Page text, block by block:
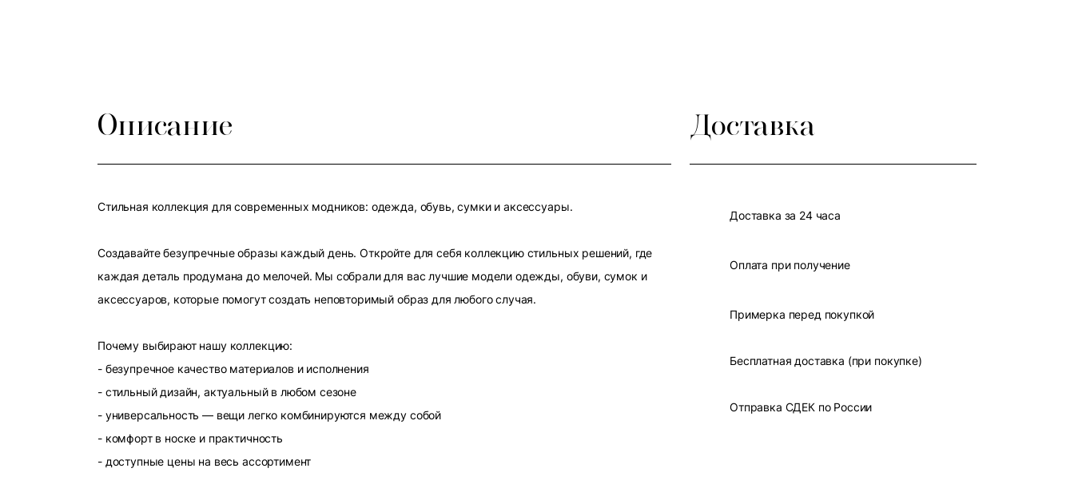
Описание
Стильная коллекция для современных модников: одежда, обувь, сумки и аксессуары.
Создавайте безупречные образы каждый день. Откройте для себя коллекцию стильных решений, где
каждая деталь продумана до мелочей. Мы собрали для вас лучшие модели одежды, обуви, сумок и
аксессуаров, которые помогут создать неповторимый образ для любого случая.
Почему выбирают нашу коллекцию:
- безупречное качество материалов и исполнения
- стильный дизайн, актуальный в любом сезоне
- универсальность — вещи легко комбинируются между собой
- комфорт в носке и практичность
- доступные цены на весь ассортимент
Доставка
Доставка за 24 часа
Оплата при получение
Примерка перед покупкой
Бесплатная доставка (при покупке)
Отправка СДЕК по России